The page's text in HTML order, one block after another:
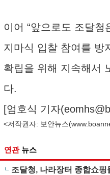
이어 “앞으로도 조달
지마식 입찰 참여를 방
확립을 위해 지속해서
다.
[엄호식 기자(
<저작권자: 보안뉴스(
연관 뉴스
조달청, 나라장터 종합쇼